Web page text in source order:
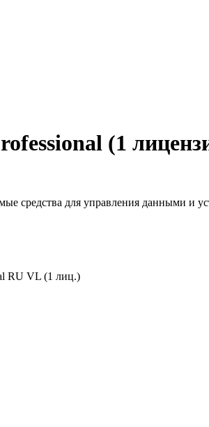
(1
средства для управления данными и
RU VL (1 лиц.)